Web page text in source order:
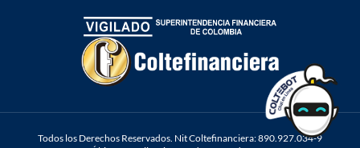
Todos los Derechos Reservados. Nit Coltefinanciera: 890.927.034-9